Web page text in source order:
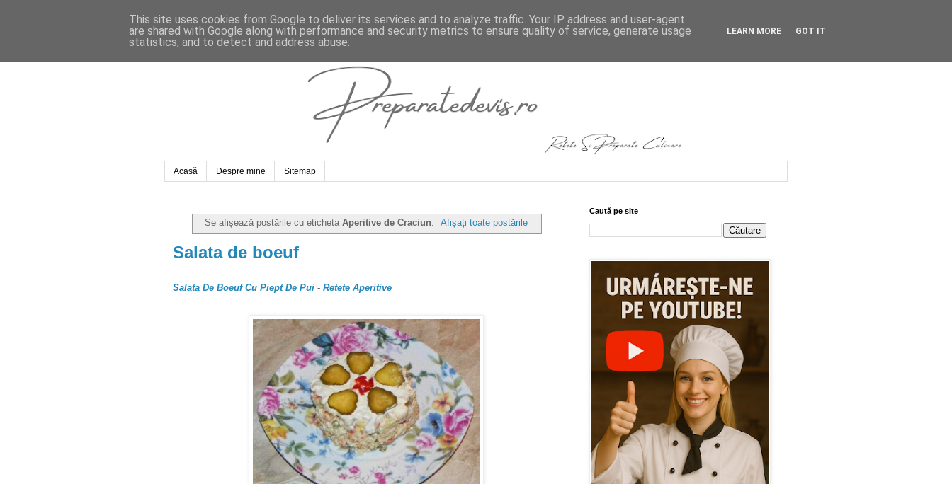
Acasă Despre mine Sitemap
Se afișează postările cu eticheta Aperitive de Craciun. Afișați toate postările
Salata de boeuf
Salata De Boeuf Cu Piept De Pui - Retete Aperitive
Caută pe site
This site uses cookies from Google to deliver its services and to analyze traffic. Your IP address and user-agent
are shared with Google along with performance and security metrics to ensure quality of service, generate usage
statistics, and to detect and address abuse.
LEARN MORE GOT IT